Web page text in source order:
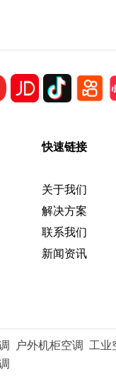
快速链接
关于我们
解决方案
联系我们
新闻资讯
户外机柜空调 工